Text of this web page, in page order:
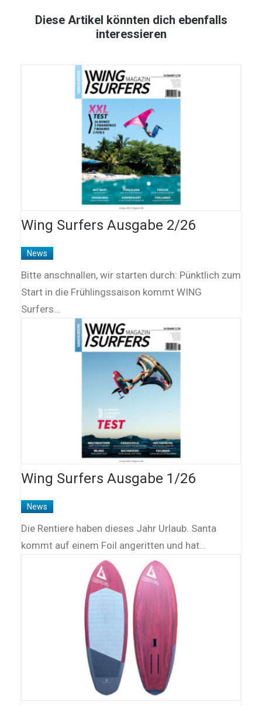
Diese Artikel könnten dich ebenfalls
interessieren
Wing Surfers Ausgabe 2/26
News
Bitte anschnallen, wir starten durch: Pünktlich zum
Start in die Frühlingssaison kommt WING
Surfers…
Wing Surfers Ausgabe 1/26
News
Die Rentiere haben dieses Jahr Urlaub. Santa
kommt auf einem Foil angeritten und hat…